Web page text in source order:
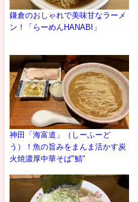
鎌倉のおしゃれで美味甘なラーメ
ン！「らーめんHANABI」
神田「海富道」（しーふーど
う）！魚の旨みをまんま活かす炭
火焼濃厚中華そば"鯖"